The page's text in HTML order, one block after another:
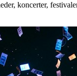
koncerter,